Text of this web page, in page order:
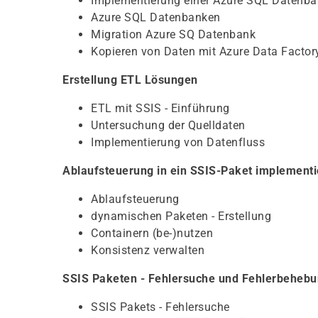
Azure SQL Datenbanken
Migration Azure SQ Datenbank
Kopieren von Daten mit Azure Data
Erstellung ETL Lösungen
ETL mit SSIS - Einführung
Untersuchung der Quelldaten
Implementierung von Datenfluss
Ablaufsteuerung in ein SSIS-Paket
Ablaufsteuerung
dynamischen Paketen - Erstellung
Containern (be-)nutzen
Konsistenz verwalten
SSIS Paketen - Fehlersuche und
SSIS Pakets - Fehlersuche